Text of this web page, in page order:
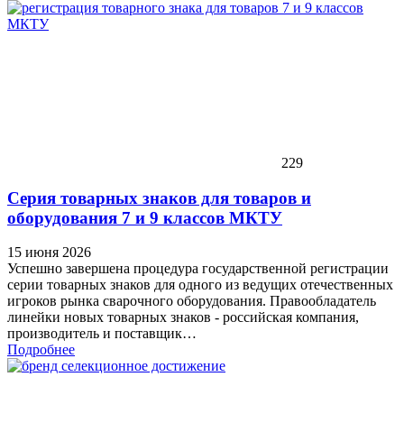
229
Серия товарных знаков для товаров и
оборудования 7 и 9 классов МКТУ
15 июня 2026
Успешно завершена процедура государственной регистрации
серии товарных знаков для одного из ведущих отечественных
игроков рынка сварочного оборудования. Правообладатель
линейки новых товарных знаков - российская компания,
производитель и поставщик…
Подробнее